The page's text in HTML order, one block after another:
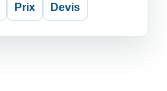
Prix Devis